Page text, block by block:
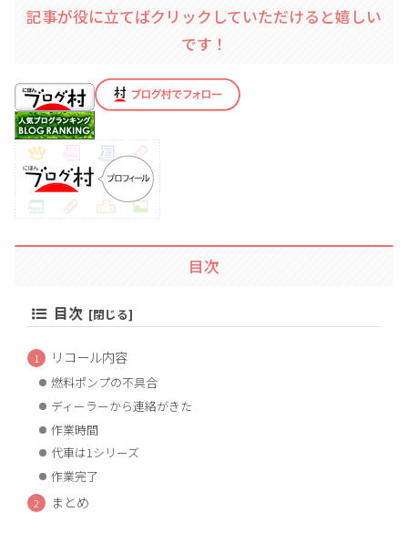
記事が役に立てばクリックしていただけると嬉しい
です！
目次
目次
リコール内容
燃料ポンプの不具合
ディーラーから連絡がきた
作業時間
代車は1シリーズ
作業完了
まとめ